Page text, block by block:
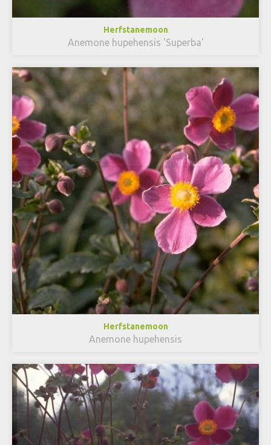
Herfstanemoon
Anemone hupehensis 'Superba'
Herfstanemoon
Anemone hupehensis